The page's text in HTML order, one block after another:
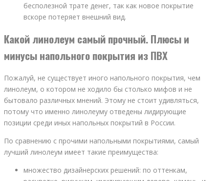
бесполезной трате денег, так как новое покрытие
вскоре потеряет внешний вид.
Какой линолеум самый прочный. Плюсы и
минусы напольного покрытия из ПВХ
Пожалуй, не существует иного напольного покрытия, чем
линолеум, о котором не ходило бы столько мифов и не
бытовало различных мнений. Этому не стоит удивляться,
потому что именно линолеуму отведены лидирующие
позиции среди иных напольных покрытий в России.
По сравнению с прочими напольными покрытиями, самый
лучший линолеум имеет такие преимущества:
множество дизайнерских решений: по оттенкам,